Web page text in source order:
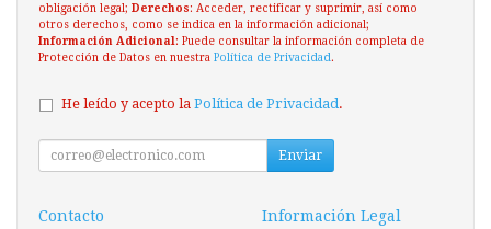
obligación legal; Derechos: Acceder, rectificar y suprimir, así como
otros derechos, como se indica en la información adicional;
Información Adicional: Puede consultar la información completa de
Protección de Datos en nuestra Política de Privacidad.
He leído y acepto la Política de Privacidad.
Enviar
Contacto
Información Legal